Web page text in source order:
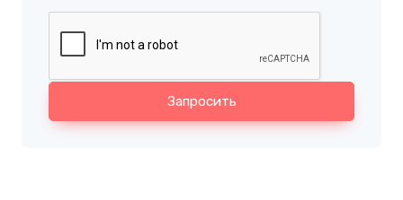
Запросить